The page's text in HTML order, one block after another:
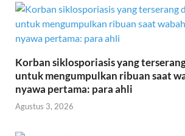
Korban siklosporiasis yang
untuk mengumpulkan ribuan saat
nyawa pertama: para ahli
Agustus 3, 2026